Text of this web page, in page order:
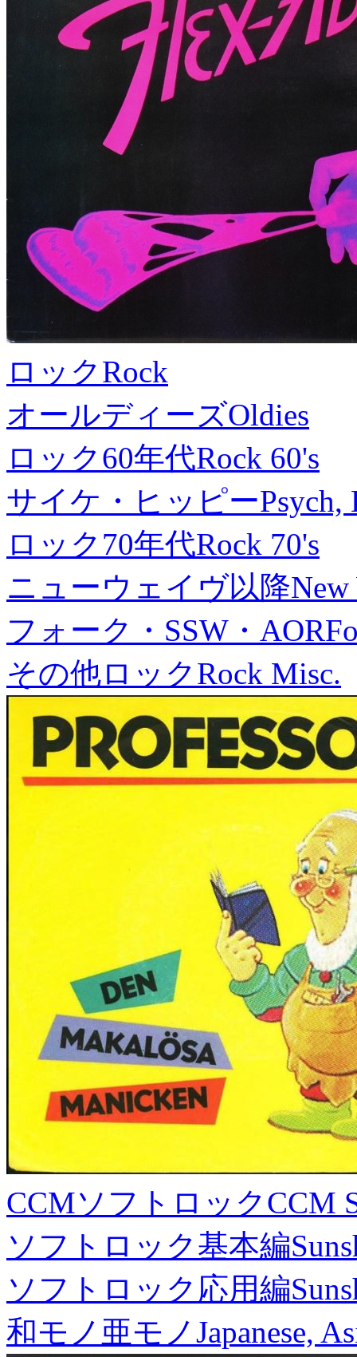
ロックRock
オールディーズOldies
ロック60年代Rock 60's
サイケ・ヒッピーPsych,
ロック70年代Rock 70's
ニューウェイヴ以降New
フォーク・SSW・AOR
その他ロックRock Misc.
CCMソフトロックCCM
ソフトロック基本編
ソフトロック応用編
和モノ亜モノJapanese,